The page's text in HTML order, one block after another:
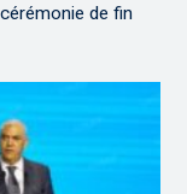
de fin